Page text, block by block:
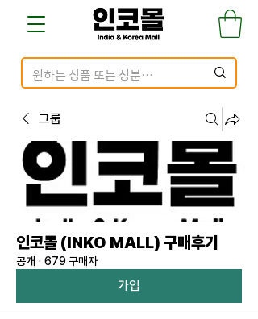
그룹
인코몰 (INKO MALL) 구매후기
공개 · 679 구매자
가입